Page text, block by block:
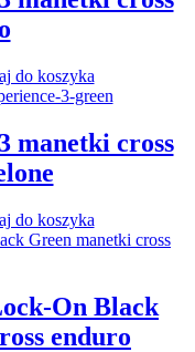
do koszyka
manetki cross
do koszyka
On Black
enduro